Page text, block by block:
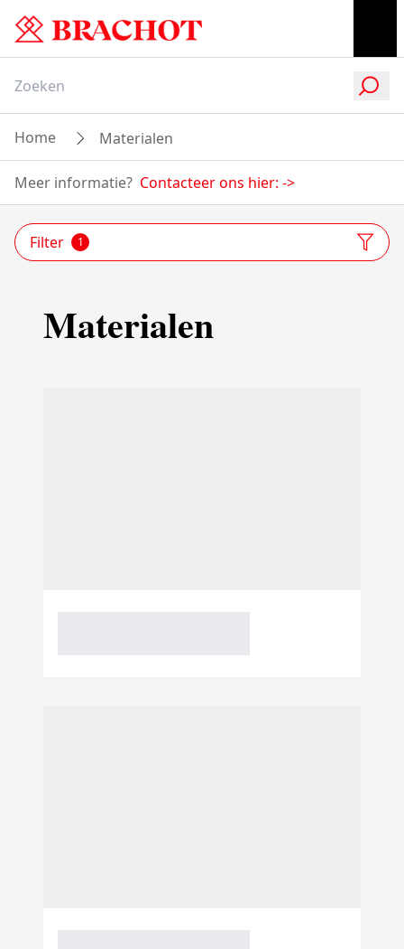
Home Materialen
Meer informatie? Contacteer ons hier: ->
Filter 1
Materialen